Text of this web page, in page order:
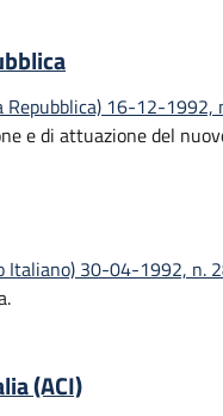
Repubblica) 16-12-1992,
e di attuazione del
Italiano) 30-04-1992, n.
(ACI)